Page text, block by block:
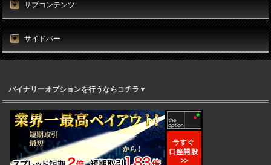
サブコンテンツ
サイドバー
バイナリーオプションを行うならコチラ▼